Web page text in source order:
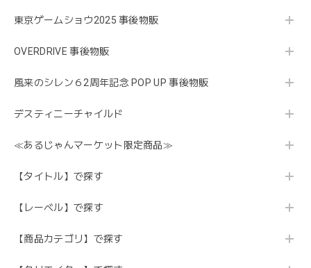
東京ゲームショウ2025 事後物販
OVERDRIVE 事後物販
風来のシレン６2周年記念 POP UP 事後物販
デスティニーチャイルド
≪あるじゃんマーケット限定商品≫
【タイトル】で探す
【レーベル】で探す
【商品カテゴリ】で探す